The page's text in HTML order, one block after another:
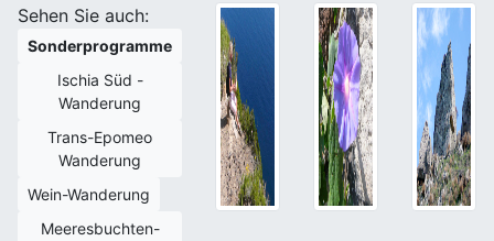
Sehen Sie auch:
Sonderprogramme
Ischia Süd -
Wanderung
Trans-Epomeo
Wanderung
Wein-Wanderung
Meeresbuchten-